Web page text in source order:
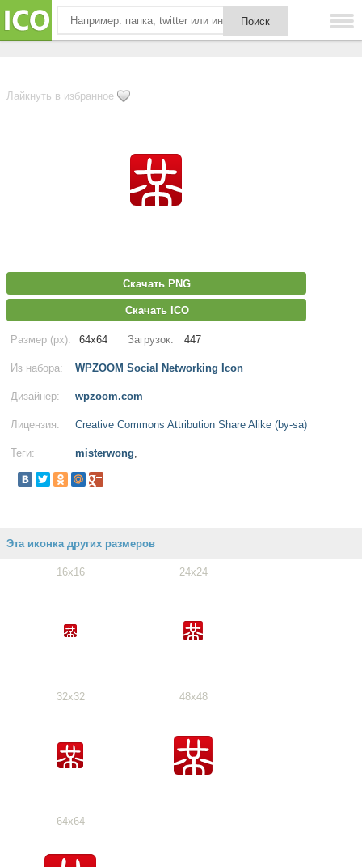
Лайкнуть в избранное
Скачать PNG
Скачать ICO
Размер (px): 64x64 Загрузок: 447
Из набора: WPZOOM Social Networking Icon
Дизайнер: wpzoom.com
Лицензия: Creative Commons Attribution Share Alike (by-sa)
Теги: misterwong,
Эта иконка других размеров
16x16 24x24
32x32 48x48
64x64